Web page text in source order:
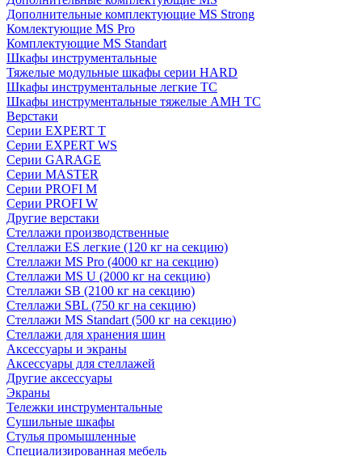
Дополнительные комплектующие MS Strong
Комлектующие MS Pro
Комплектующие MS Standart
Шкафы инструментальные
Тяжелые модульные шкафы серии HARD
Шкафы инструментальные легкие ТС
Шкафы инструментальные тяжелые AMH TC
Верстаки
Серии EXPERT T
Серии EXPERT WS
Серии GARAGE
Серии MASTER
Серии PROFI M
Серии PROFI W
Другие верстаки
Стеллажи производственные
Стеллажи ES легкие (120 кг на секцию)
Стеллажи MS Pro (4000 кг на секцию)
Стеллажи MS U (2000 кг на секцию)
Стеллажи SB (2100 кг на секцию)
Стеллажи SBL (750 кг на секцию)
Стеллажи MS Standart (500 кг на секцию)
Стеллажи для хранения шин
Аксессуары и экраны
Аксессуары для стеллажей
Другие аксессуары
Экраны
Тележки инструментальные
Сушильные шкафы
Стулья промышленные
Специализированная мебель